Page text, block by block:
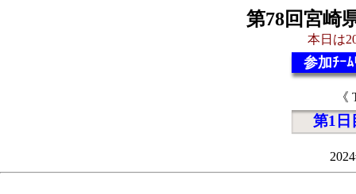
第78回宮崎
本日は
参加ﾁｰﾑ
第1日